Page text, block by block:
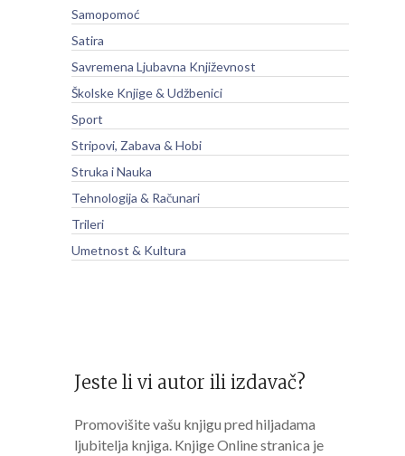
Samopomoć
Satira
Savremena Ljubavna Književnost
Školske Knjige & Udžbenici
Sport
Stripovi, Zabava & Hobi
Struka i Nauka
Tehnologija & Računari
Trileri
Umetnost & Kultura
Jeste li vi autor ili izdavač?
Promovišite vašu knjigu pred hiljadama
ljubitelja knjiga. Knjige Online stranica je